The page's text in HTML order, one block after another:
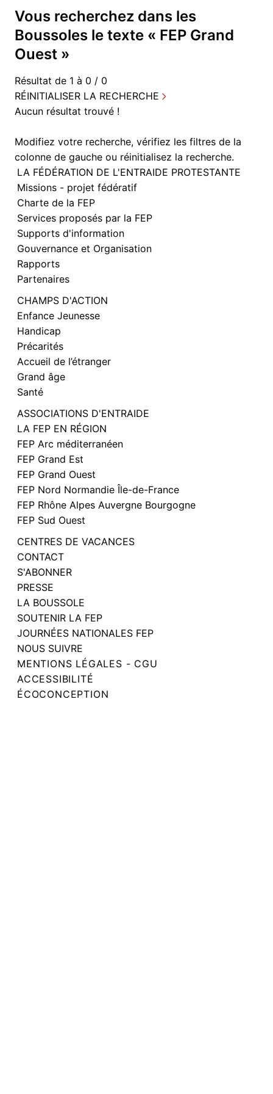
Vous recherchez dans les
Boussoles le texte « FEP Grand
Ouest »
Résultat de 1 à 0 / 0
RÉINITIALISER LA RECHERCHE
Aucun résultat trouvé !
Modifiez votre recherche, vérifiez les filtres de la
colonne de gauche ou réinitialisez la recherche.
LA FÉDÉRATION DE L'ENTRAIDE PROTESTANTE
Missions - projet fédératif
Charte de la FEP
Services proposés par la FEP
Supports d'information
Gouvernance et Organisation
Rapports
Partenaires
CHAMPS D'ACTION
Enfance Jeunesse
Handicap
Précarités
Accueil de l’étranger
Grand âge
Santé
ASSOCIATIONS D'ENTRAIDE
LA FEP EN RÉGION
FEP Arc méditerranéen
FEP Grand Est
FEP Grand Ouest
FEP Nord Normandie Île-de-France
FEP Rhône Alpes Auvergne Bourgogne
FEP Sud Ouest
CENTRES DE VACANCES
CONTACT
S'ABONNER
PRESSE
LA BOUSSOLE
SOUTENIR LA FEP
JOURNÉES NATIONALES FEP
NOUS SUIVRE
MENTIONS LÉGALES - CGU
ACCESSIBILITÉ
ÉCOCONCEPTION